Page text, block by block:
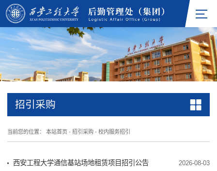
招引采购
当前您的位置： 本站首页 - 招引采购 - 校内服务招引
西安工程大学通信基站场地租赁项目招引公告 2026-08-03